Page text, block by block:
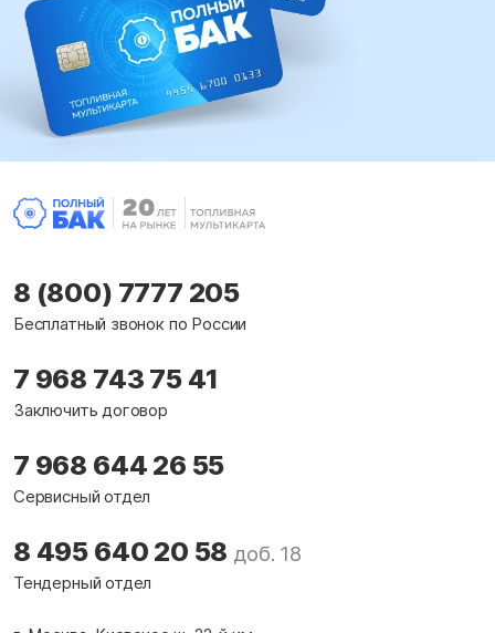
8 (800) 7777 205
Бесплатный звонок по России
7 968 743 75 41
Заключить договор
7 968 644 26 55
Сервисный отдел
8 495 640 20 58 доб. 18
Тендерный отдел